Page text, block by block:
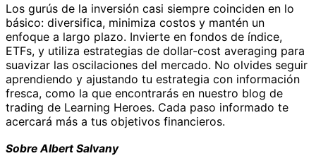
Los gurús de la inversión casi siempre coinciden en lo
básico: diversifica, minimiza costos y mantén un
enfoque a largo plazo. Invierte en fondos de índice,
ETFs, y utiliza estrategias de dollar-cost averaging para
suavizar las oscilaciones del mercado. No olvides seguir
aprendiendo y ajustando tu estrategia con información
fresca, como la que encontrarás en nuestro blog de
trading de Learning Heroes. Cada paso informado te
acercará más a tus objetivos financieros.
Sobre Albert Salvany